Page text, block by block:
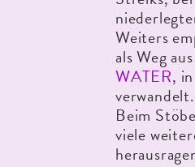
Weiters
als Weg
WATER,
verwandelt.
Beim
viele